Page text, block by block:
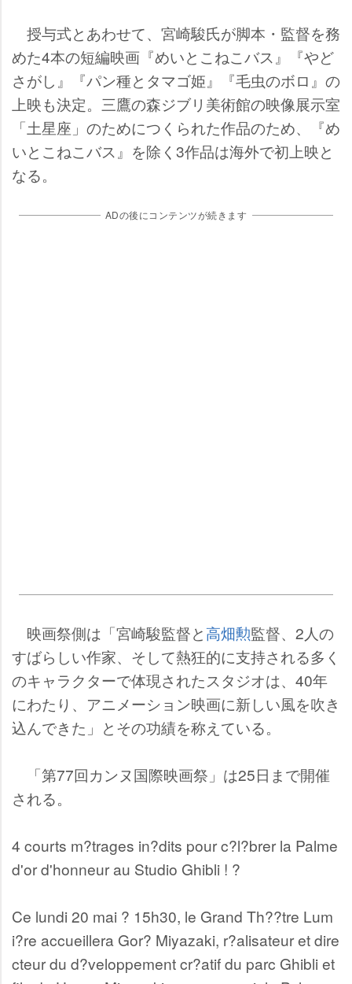
授与式とあわせて、宮崎駿氏が脚本・監督を務
めた4本の短編映画『めいとこねこバス』『やど
さがし』『パン種とタマゴ姫』『毛虫のボロ』の
上映も決定。三鷹の森ジブリ美術館の映像展示室
「土星座」のためにつくられた作品のため、『め
いとこねこバス』を除く3作品は海外で初上映と
なる。
ADの後にコンテンツが続きます
映画祭側は「宮崎駿監督と高畑勲監督、2人の
すばらしい作家、そして熱狂的に支持される多く
のキャラクターで体現されたスタジオは、40年
にわたり、アニメーション映画に新しい風を吹き
込んできた」とその功績を称えている。
「第77回カンヌ国際映画祭」は25日まで開催
される。
4 courts m?trages in?dits pour c?l?brer la Palme
d'or d'honneur au Studio Ghibli ! ?
Ce lundi 20 mai ? 15h30, le Grand Th??tre Lum
i?re accueillera Gor? Miyazaki, r?alisateur et dire
cteur du d?veloppement cr?atif du parc Ghibli et